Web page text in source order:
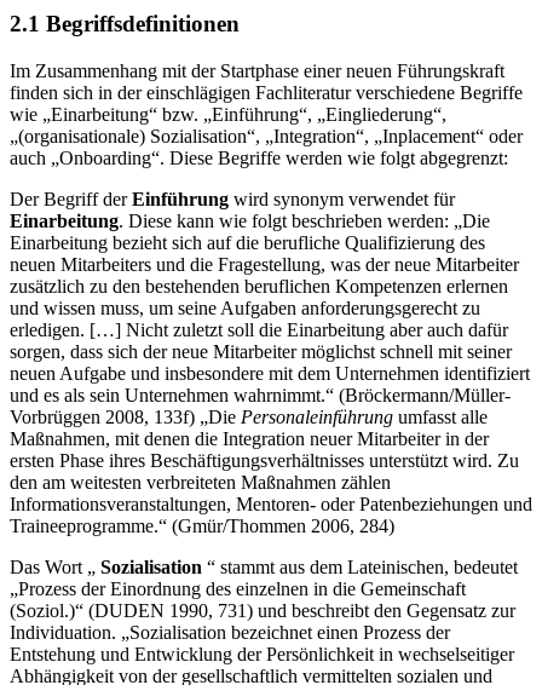
2.1 Begriffsdefinitionen
Im Zusammenhang mit der Startphase einer neuen Führungskraft
finden sich in der einschlägigen Fachliteratur verschiedene Begriffe
wie „Einarbeitung“ bzw. „Einführung“, „Eingliederung“,
„(organisationale) Sozialisation“, „Integration“, „Inplacement“ oder
auch „Onboarding“. Diese Begriffe werden wie folgt abgegrenzt:
Der Begriff derEinführung wird synonym verwendet für
Einarbeitung. Diese kann wie folgt beschrieben werden: „Die
Einarbeitung bezieht sich auf die berufliche Qualifizierung des
neuen Mitarbeiters und die Fragestellung, was der neue Mitarbeiter
zusätzlich zu den bestehenden beruflichen Kompetenzen erlernen
und wissen muss, um seine Aufgaben anforderungsgerecht zu
erledigen. […] Nicht zuletzt soll die Einarbeitung aber auch dafür
sorgen, dass sich der neue Mitarbeiter möglichst schnell mit seiner
neuen Aufgabe und insbesondere mit dem Unternehmen identifiziert
und es als sein Unternehmen wahrnimmt.“ (Bröckermann/Müller-
Vorbrüggen 2008, 133f) „Die Personaleinführung umfasst alle
Maßnahmen, mit denen die Integration neuer Mitarbeiter in der
ersten Phase ihres Beschäftigungsverhältnisses unterstützt wird. Zu
den am weitesten verbreiteten Maßnahmen zählen
Informationsveranstaltungen, Mentoren- oder Patenbeziehungen und
Traineeprogramme.“ (Gmür/Thommen 2006, 284)
Das Wort „ Sozialisation “ stammt aus dem Lateinischen, bedeutet
„Prozess der Einordnung des einzelnen in die Gemeinschaft
(Soziol.)“ (DUDEN 1990, 731) und beschreibt den Gegensatz zur
Individuation. „Sozialisation bezeichnet einen Prozess der
Entstehung und Entwicklung der Persönlichkeit in wechselseitiger
Abhängigkeit von der gesellschaftlich vermittelten sozialen und